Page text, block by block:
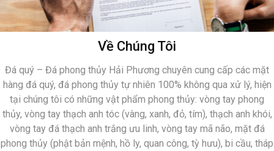
Về Chúng Tôi
Đá quý – Đá phong thủy Hải Phương chuyên cung cấp các mặt
hàng đá quý, đá phong thủy tự nhiên 100% không qua xử lý, hiện
tại chúng tôi có những vật phẩm phong thủy: vòng tay phong
thủy, vòng tay thạch anh tóc (vàng, xanh, đỏ, tím), thạch anh khói,
vòng tay đá thạch anh trắng ưu linh, vòng tay mã não, mặt đá
phong thủy (phật bản mệnh, hồ ly, quan công, tỳ hưu), bi cầu, tháp